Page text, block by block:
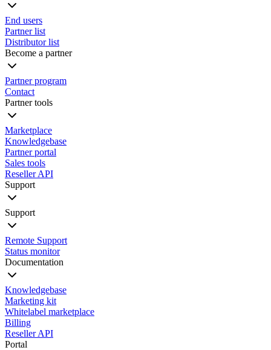
End users
Partner list
Distributor list
Become a partner
Partner program
Contact
Partner tools
Marketplace
Knowledgebase
Partner portal
Sales tools
Reseller API
Support
Support
Remote Support
Status monitor
Documentation
Knowledgebase
Marketing kit
Whitelabel marketplace
Billing
Reseller API
Portal